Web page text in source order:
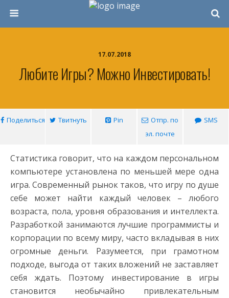
17.07.2018
Любите Игры? Можно Инвестировать!
Поделиться Твитнуть Pin
Отпр. по
эл. почте
SMS
Статистика говорит, что на каждом персональном
компьютере установлена по меньшей мере одна
игра. Современный рынок таков, что игру по душе
себе может найти каждый человек – любого
возраста, пола, уровня образования и интеллекта.
Разработкой занимаются лучшие программисты и
корпорации по всему миру, часто вкладывая в них
огромные деньги. Разумеется, при грамотном
подходе, выгода от таких вложений не заставляет
себя ждать. Поэтому инвестирование в игры
становится необычайно привлекательным